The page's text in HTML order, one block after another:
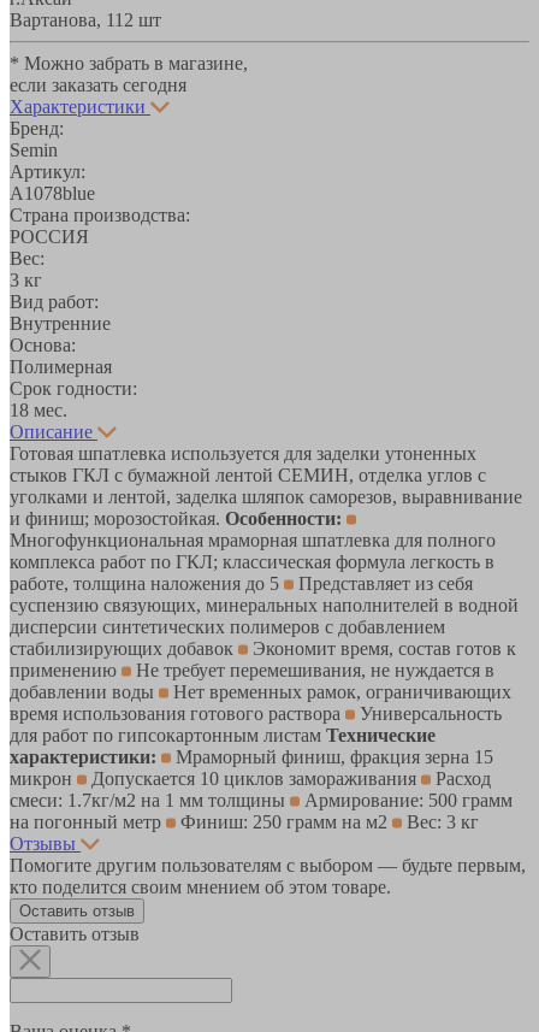
Вартанова, 11 2 шт
* Можно забрать в магазине,
если заказать сегодня
Характеристики
Бренд:
Semin
Артикул:
A1078blue
Страна производства:
РОССИЯ
Вес:
3 кг
Вид работ:
Внутренние
Основа:
Полимерная
Срок годности:
18 мес.
Описание
Готовая шпатлевка используется для заделки утоненных
стыков ГКЛ с бумажной лентой СЕМИН, отделка углов с
уголками и лентой, заделка шляпок саморезов, выравнивание
и финиш; морозостойкая. Особенности:
Многофункциональная мраморная шпатлевка для полного
комплекса работ по ГКЛ; классическая формула легкость в
работе, толщина наложения до 5
Представляет из себя
суспензию связующих, минеральных наполнителей в водной
дисперсии синтетических полимеров с добавлением
стабилизирующих добавок
Экономит время, состав готов к
применению
Не требует перемешивания, не нуждается в
добавлении воды
Нет временных рамок, ограничивающих
время использования готового раствора
Универсальность
для работ по гипсокартонным листам Технические
характеристики:
Мраморный финиш, фракция зерна 15
микрон
Допускается 10 циклов замораживания
Расход
смеси: 1.7кг/м2 на 1 мм толщины
Армирование: 500 грамм
на погонный метр
Финиш: 250 грамм на м2
Вес: 3 кг
Отзывы
Помогите другим пользователям с выбором — будьте первым,
кто поделится своим мнением об этом товаре.
Оставить отзыв
Оставить отзыв